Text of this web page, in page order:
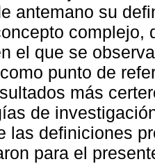
antemano su
complejo,
el que se
punto de
más
de
las definiciones
para el